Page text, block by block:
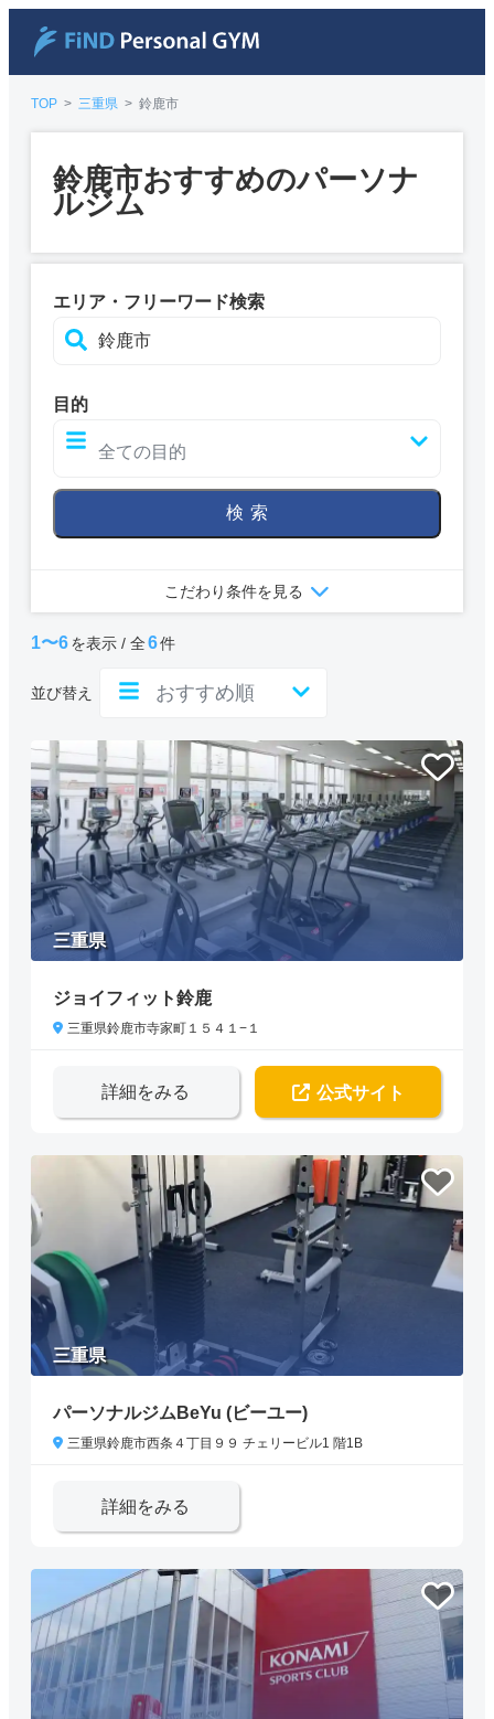
TOP > 三重県 > 鈴鹿市
鈴鹿市おすすめのパーソナ
ルジム
エリア・フリーワード検索
目的
検索
こだわり条件を見る
1〜6を表示 / 全6件
並び替え
三重県
ジョイフィット鈴鹿
三重県鈴鹿市寺家町１５４１−１
詳細をみる 公式サイト
三重県
パーソナルジムBeYu (ビーユー)
三重県鈴鹿市西条４丁目９９ チェリービル1 階1B
詳細をみる